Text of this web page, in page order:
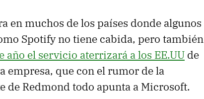
en muchos de los países donde algunos
Spotify no tiene cabida, pero también
año el servicio aterrizará a los EE.UU de
empresa, que con el rumor de la
de Redmond todo apunta a Microsoft.